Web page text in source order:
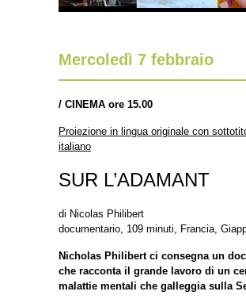
Mercoledì 7 febbraio
/ CINEMA ore 15.00
Proiezione in lingua originale con
italiano
SUR L’ADAMANT
di Nicolas Philibert
documentario, 109 minuti, Francia,
Nicholas Philibert ci consegna un
che racconta il grande lavoro di un
malattie mentali che galleggia sulla